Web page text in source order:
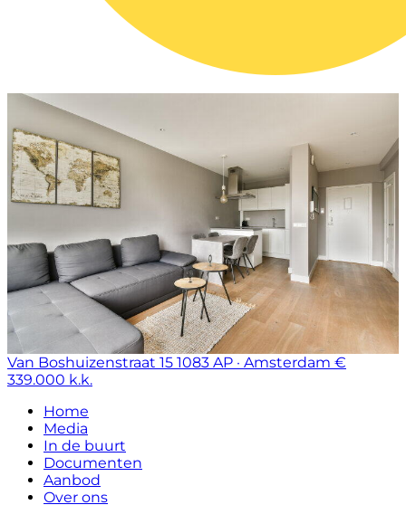
Van Boshuizenstraat 15 1083 AP · Amsterdam €
339.000 k.k.
Home
Media
In de buurt
Documenten
Aanbod
Over ons